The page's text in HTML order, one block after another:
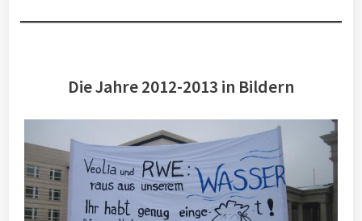
Die Jahre 2012-2013 in Bildern